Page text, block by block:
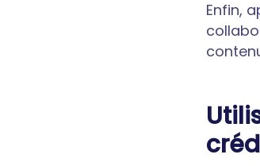
Enfin,